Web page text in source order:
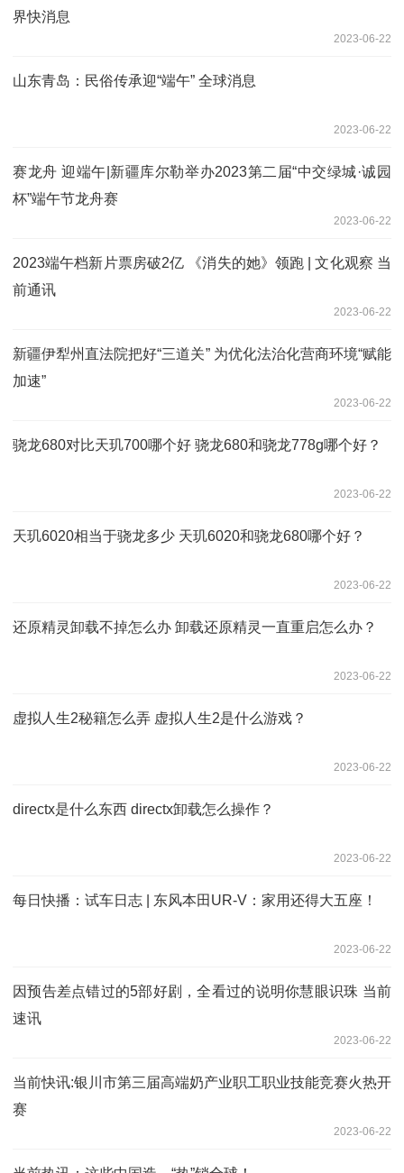
界快消息
2023-06-22
山东青岛：民俗传承迎“端午” 全球消息
2023-06-22
赛龙舟 迎端午|新疆库尔勒举办2023第二届“中交绿城·诚园
杯”端午节龙舟赛
2023-06-22
2023端午档新片票房破2亿 《消失的她》领跑 | 文化观察 当
前通讯
2023-06-22
新疆伊犁州直法院把好“三道关” 为优化法治化营商环境“赋能
加速”
2023-06-22
骁龙680对比天玑700哪个好 骁龙680和骁龙778g哪个好？
2023-06-22
天玑6020相当于骁龙多少 天玑6020和骁龙680哪个好？
2023-06-22
还原精灵卸载不掉怎么办 卸载还原精灵一直重启怎么办？
2023-06-22
虚拟人生2秘籍怎么弄 虚拟人生2是什么游戏？
2023-06-22
directx是什么东西 directx卸载怎么操作？
2023-06-22
每日快播：试车日志 | 东风本田UR-V：家用还得大五座！
2023-06-22
因预告差点错过的5部好剧，全看过的说明你慧眼识珠 当前
速讯
2023-06-22
当前快讯:银川市第三届高端奶产业职工职业技能竞赛火热开
赛
2023-06-22